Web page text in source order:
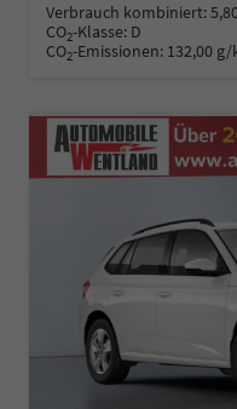
Verbrauch kombiniert:
CO2-Klasse: D
CO2-Emissionen: 132,00 g/